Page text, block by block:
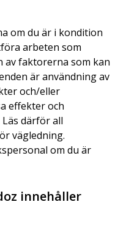
om du är i kondition
arbeten som
av faktorerna som kan
är användning av
och/eller
effekter och
därför all
vägledning.
om du är
innehåller